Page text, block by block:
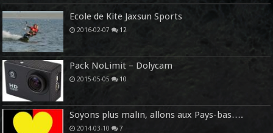
Ecole de Kite Jaxsun Sports
2016-02-07 12
Pack NoLimit – Dolycam
2015-05-05 10
Soyons plus malin, allons aux Pays-bas….
2014-03-10 7